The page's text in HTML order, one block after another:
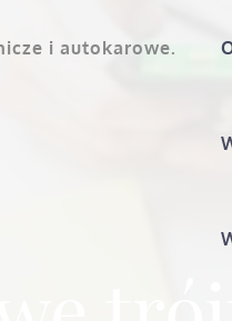
i autokarowe.